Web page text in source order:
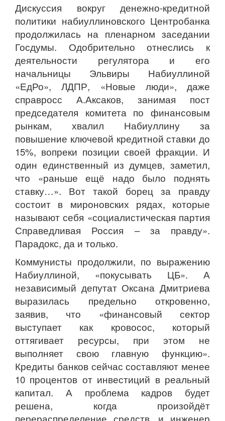
Дискуссия вокруг денежно-кредитной
политики набиуллиновского Центробанка
продолжилась на пленарном заседании
Госдумы. Одобрительно отнеслись к
деятельности регулятора и его
начальницы Эльвиры Набиуллиной
«ЕдРо», ЛДПР, «Новые люди», даже
справросс А.Аксаков, занимая пост
председателя комитета по финансовым
рынкам, хвалил Набиуллину за
повышение ключевой кредитной ставки до
15%, вопреки позиции своей фракции. И
один единственный из думцев, заметил,
что «раньше ещё надо было поднять
ставку…». Вот такой борец за правду
состоит в мироновских рядах, которые
называют себя «социалистическая партия
Справедливая Россия – за правду».
Парадокс, да и только.
Коммунисты продолжили, по выражению
Набиуллиной, «покусывать ЦБ». А
независимый депутат Оксана Дмитриева
выразилась предельно откровенно,
заявив, что «финансовый сектор
выступает как кровосос, который
оттягивает ресурсы, при этом не
выполняет свою главную функцию».
Кредиты банков сейчас составляют менее
10 процентов от инвестиций в реальный
капитал. А проблема кадров будет
решена, когда произойдёт
перераспределение средств, и инженер